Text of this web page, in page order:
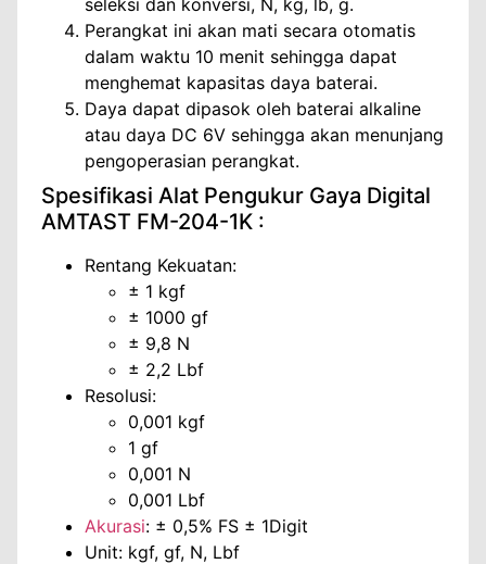
Perangkat ini akan mati secara otomatis
dalam waktu 10 menit sehingga dapat
menghemat kapasitas daya baterai.
Daya dapat dipasok oleh baterai alkaline
atau daya DC 6V sehingga akan menunjang
pengoperasian perangkat.
Spesifikasi Alat Pengukur Gaya Digital
AMTAST FM-204-1K :
Rentang Kekuatan:
± 1 kgf
± 1000 gf
± 9,8 N
± 2,2 Lbf
Resolusi:
0,001 kgf
1 gf
0,001 N
0,001 Lbf
Akurasi: ± 0,5% FS ± 1Digit
Unit: kgf, gf, N, Lbf